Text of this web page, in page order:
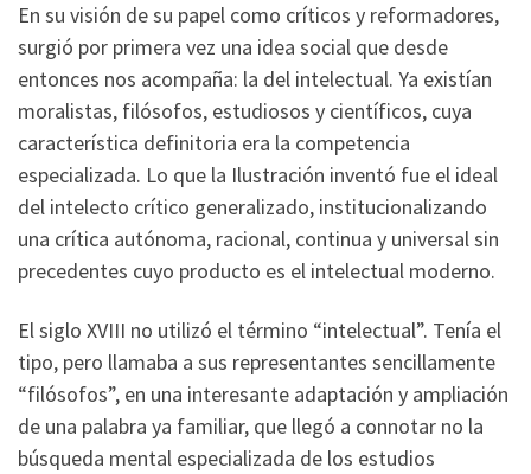
En su visión de su papel como críticos y reformadores,
surgió por primera vez una idea social que desde
entonces nos acompaña: la del intelectual. Ya existían
moralistas, filósofos, estudiosos y científicos, cuya
característica definitoria era la competencia
especializada. Lo que la Ilustración inventó fue el ideal
del intelecto crítico generalizado, institucionalizando
una crítica autónoma, racional, continua y universal sin
precedentes cuyo producto es el intelectual moderno.
El siglo XVIII no utilizó el término “intelectual”. Tenía el
tipo, pero llamaba a sus representantes sencillamente
“filósofos”, en una interesante adaptación y ampliación
de una palabra ya familiar, que llegó a connotar no la
búsqueda mental especializada de los estudios